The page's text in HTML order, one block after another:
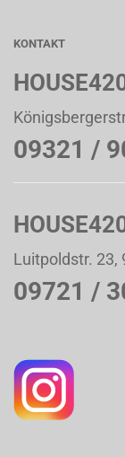
KONTAKT
09321 /
Luitpoldstr. 23,
09721 /